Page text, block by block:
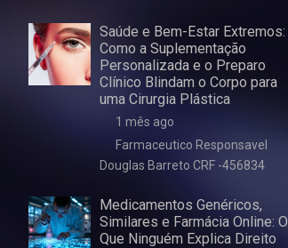
Saúde e Bem-Estar Extremos:
Como a Suplementação
Personalizada e o Preparo
Clínico Blindam o Corpo para
uma Cirurgia Plástica
1 mês ago
Farmaceutico Responsavel
Douglas Barreto CRF -456834
Medicamentos Genéricos,
Similares e Farmácia Online: O
Que Ninguém Explica Direito